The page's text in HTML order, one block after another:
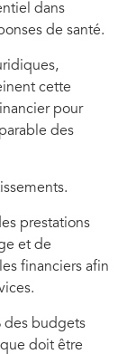
dans
de santé.
cette
pour
des
prestations
et de
financiers afin
des budgets
doit être